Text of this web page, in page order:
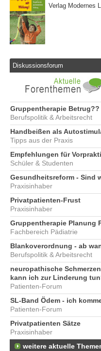
Verlag Modernes
Diskussionsforum
Gruppentherapie Betrug??
Berufspolitik & Arbeitsrecht
Handbeißen als
Tipps aus der Praxis
Empfehlungen für
Schüler & Studenten
Gesundheitsreform - Sind
Praxisinhaber
Privatpatienten-Frust
Praxisinhaber
Gruppentherapie Planung
Fachbereich Pädiatrie
Blankoverordnung - ab
Berufspolitik & Arbeitsrecht
neuropathische
kann ich zur Linderung
Patienten-Forum
SL-Band Ödem - ich
Patienten-Forum
Privatpatienten Sätze
Praxisinhaber
weitere aktuelle